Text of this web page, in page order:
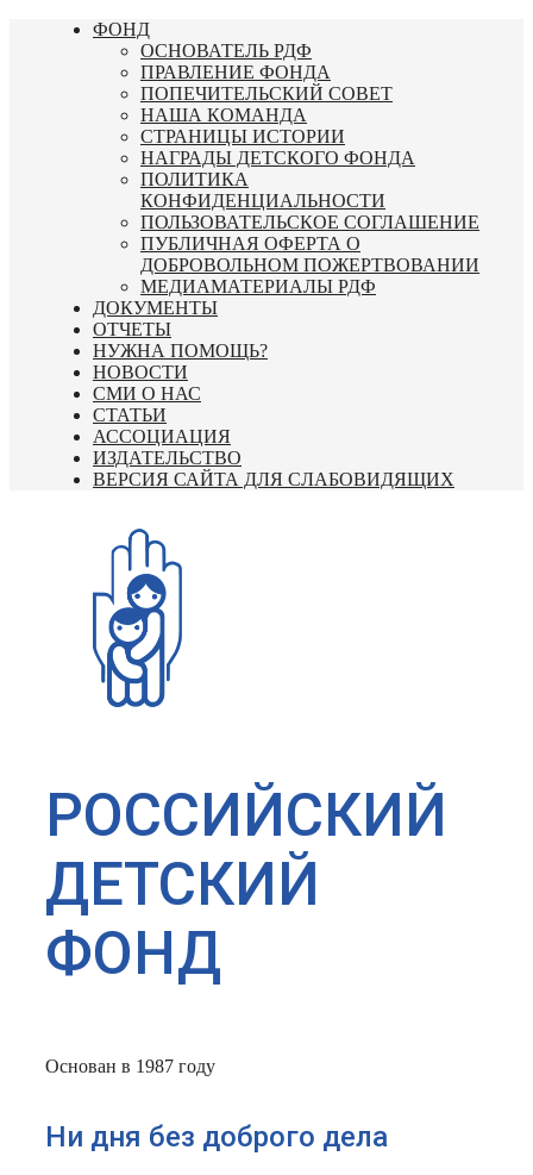
Перейти
ФОНД
ОСНОВАТЕЛЬ РДФ
ПРАВЛЕНИЕ ФОНДА
ПОПЕЧИТЕЛЬСКИЙ СОВЕТ
НАША КОМАНДА
СТРАНИЦЫ ИСТОРИИ
НАГРАДЫ ДЕТСКОГО ФОНДА
ПОЛИТИКА
КОНФИДЕНЦИАЛЬНОСТИ
ПОЛЬЗОВАТЕЛЬСКОЕ СОГЛАШЕНИЕ
ПУБЛИЧНАЯ ОФЕРТА О
ДОБРОВОЛЬНОМ ПОЖЕРТВОВАНИИ
МЕДИАМАТЕРИАЛЫ РДФ
ДОКУМЕНТЫ
ОТЧЕТЫ
НУЖНА ПОМОЩЬ?
НОВОСТИ
СМИ О НАС
СТАТЬИ
АССОЦИАЦИЯ
ИЗДАТЕЛЬСТВО
ВЕРСИЯ САЙТА ДЛЯ СЛАБОВИДЯЩИХ
РОССИЙСКИЙ
ДЕТСКИЙ
ФОНД
Основан в 1987 году
Ни дня без доброго дела